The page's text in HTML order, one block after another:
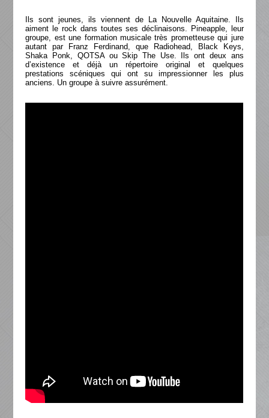
Ils sont jeunes, ils viennent de La Nouvelle Aquitaine. Ils
aiment le rock dans toutes ses déclinaisons. Pineapple, leur
groupe, est une formation musicale très prometteuse qui jure
autant par Franz Ferdinand, que Radiohead, Black Keys,
Shaka Ponk, QOTSA ou Skip The Use. Ils ont deux ans
d’existence et déjà un répertoire original et quelques
prestations scéniques qui ont su impressionner les plus
anciens. Un groupe à suivre assurément.